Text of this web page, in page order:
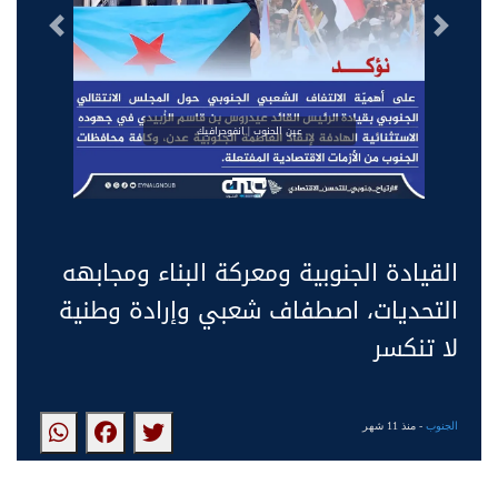
عين الجنوب | انفوجرافيك
التالى السابق
القيادة الجنوبية ومعركة البناء ومجابهه
التحديات، اصطفاف شعبي وإرادة وطنية
لا تنكسر
الجنوب- منذ 11 شهر